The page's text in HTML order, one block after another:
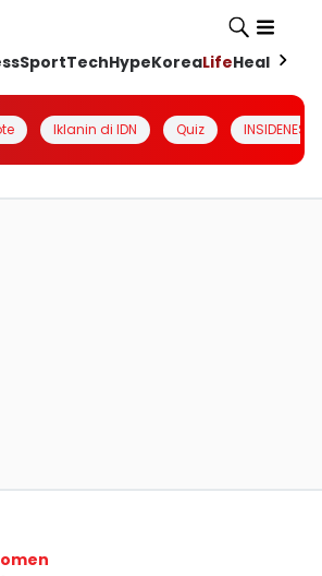
SportTechHypeKoreaLifeHealth
Iklanin di IDN Quiz INSIDENESIA